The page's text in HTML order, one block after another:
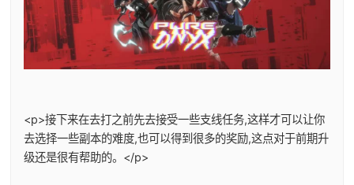
<p>接下来在去打之前先去接受一些支线任务,这样才可以让你
去选择一些副本的难度,也可以得到很多的奖励,这点对于前期升
级还是很有帮助的。</p>